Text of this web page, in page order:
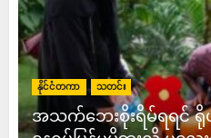
နိုင်ငံတကာ သတင်း
အသက်ဘေးစိုးရိမ်ရရင်